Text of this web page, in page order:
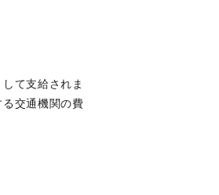
て支給されま
交通機関の費